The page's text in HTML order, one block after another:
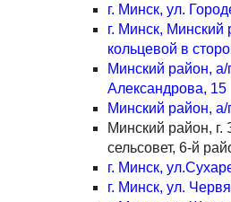
г. Минск, ул.
г. Минск, Минский
кольцевой в
Минский район, а/
Александрова, 15
Минский район,
Минский район, г.
сельсовет, 6-й
г. Минск,
г. Минск, ул.